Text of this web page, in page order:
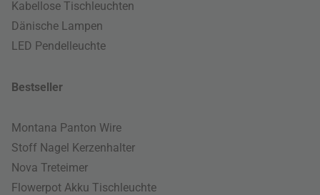
Kabellose Tischleuchten
Dänische Lampen
LED Pendelleuchte
Bestseller
Montana Panton Wire
Stoff Nagel Kerzenhalter
Nova Treteimer
Flowerpot Akku Tischleuchte